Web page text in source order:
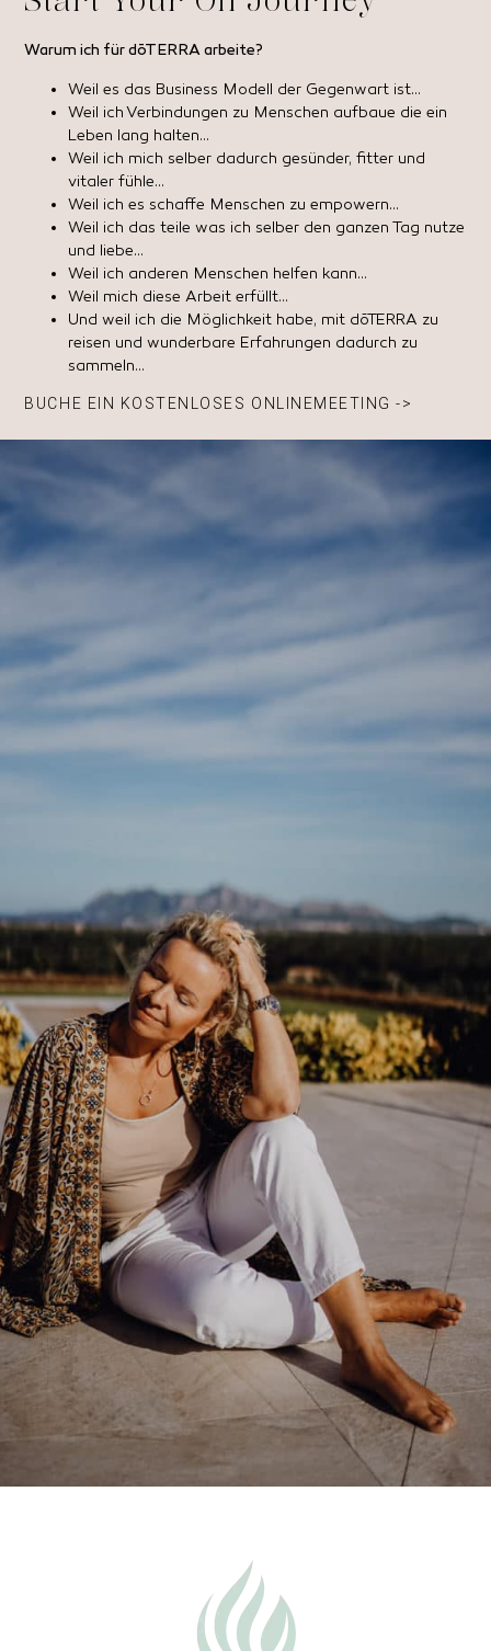
Warum ich für dōTERRA arbeite?
Weil es das Business Modell der Gegenwart ist…
Weil ich Verbindungen zu Menschen aufbaue die ein
Leben lang halten…
Weil ich mich selber dadurch gesünder, fitter und
vitaler fühle…
Weil ich es schaffe Menschen zu empowern…
Weil ich das teile was ich selber den ganzen Tag nutze
und liebe…
Weil ich anderen Menschen helfen kann…
Weil mich diese Arbeit erfüllt…
Und weil ich die Möglichkeit habe, mit dōTERRA zu
reisen und wunderbare Erfahrungen dadurch zu
sammeln…
BUCHE EIN KOSTENLOSES ONLINEMEETING ->